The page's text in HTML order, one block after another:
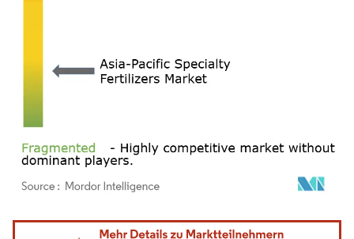
Bild © Mordor Intelligence. Wiederverwendung erfordert Namensnennung gemäß